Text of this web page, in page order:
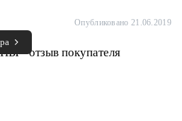
Опубликовано 21.06.2019